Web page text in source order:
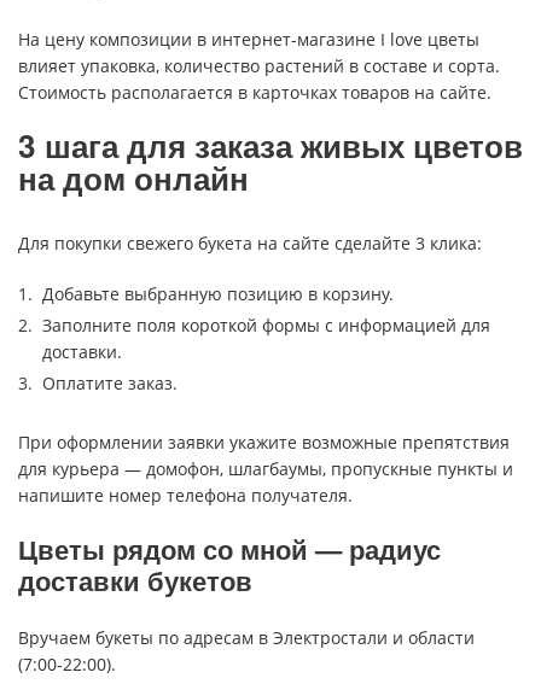
На цену композиции в интернет-магазине I love цветы
влияет упаковка, количество растений в составе и сорта.
Стоимость располагается в карточках товаров на сайте.
3 шага для заказа живых цветов
на дом онлайн
Для покупки свежего букета на сайте сделайте 3 клика:
Добавьте выбранную позицию в корзину.
Заполните поля короткой формы с информацией для
доставки.
Оплатите заказ.
При оформлении заявки укажите возможные препятствия
для курьера — домофон, шлагбаумы, пропускные пункты и
напишите номер телефона получателя.
Цветы рядом со мной — радиус
доставки букетов
Вручаем букеты по адресам в Электростали и области
(7:00-22:00).